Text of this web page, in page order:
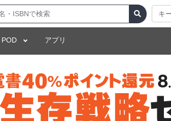
キ
POD アプリ